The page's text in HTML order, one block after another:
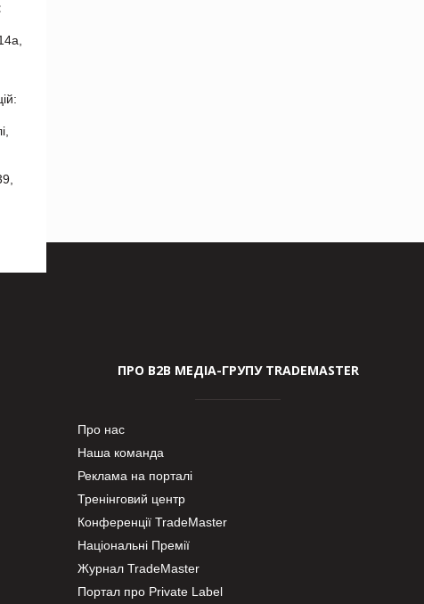
ПРО В2В МЕДІА-ГРУПУ TRADEMASTER
Про нас
Наша команда
Реклама на порталі
Тренінговий центр
Конференції TradeMaster
Національні Премії
Журнал TradeMaster
Портал про Private Label